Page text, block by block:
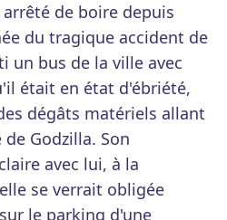
de boire depuis
du tragique accident de
un bus de la ville avec
était en état d'ébriété,
dégâts matériels allant
Godzilla. Son
avec lui, à la
se verrait obligée
le parking d'une